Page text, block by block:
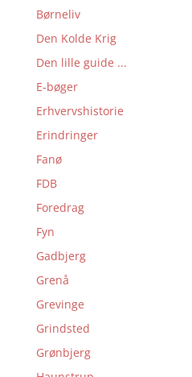
Børneliv
Den Kolde Krig
Den lille guide ...
E-bøger
Erhvervshistorie
Erindringer
Fanø
FDB
Foredrag
Fyn
Gadbjerg
Grenå
Grevinge
Grindsted
Grønbjerg